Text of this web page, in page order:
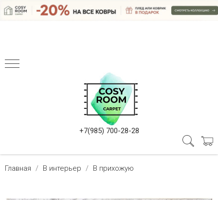
+7(985) 700-28-28
Главная В интерьер В прихожую